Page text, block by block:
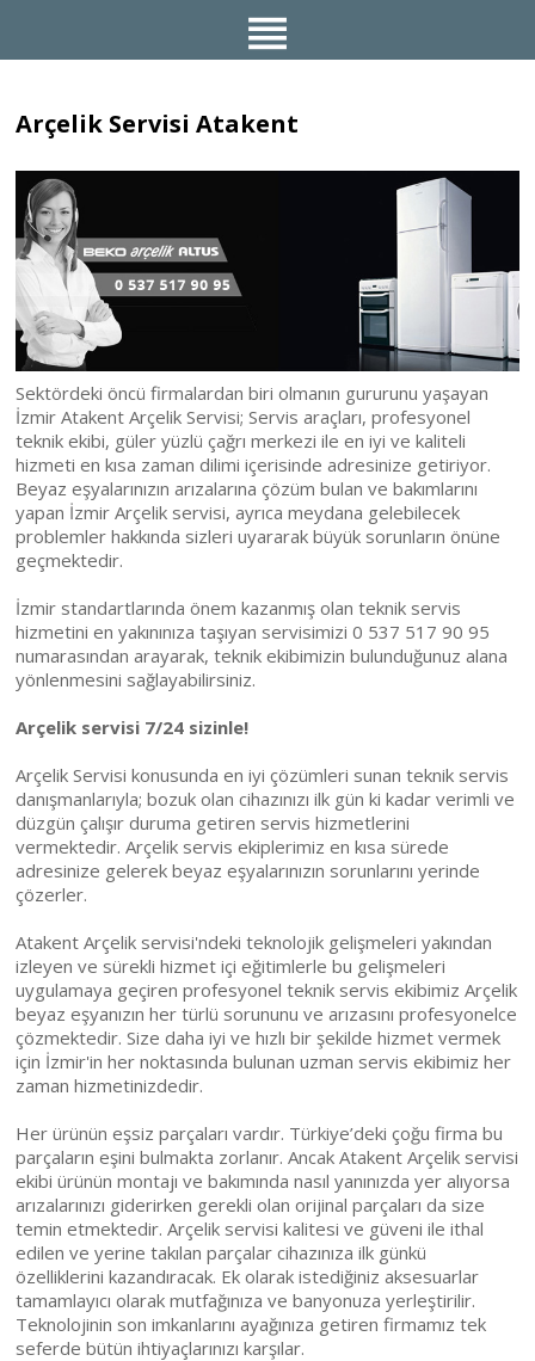
Arçelik Servisi Atakent
Sektördeki öncü firmalardan biri olmanın gururunu yaşayan
İzmir Atakent Arçelik Servisi; Servis araçları, profesyonel
teknik ekibi, güler yüzlü çağrı merkezi ile en iyi ve kaliteli
hizmeti en kısa zaman dilimi içerisinde adresinize getiriyor.
Beyaz eşyalarınızın arızalarına çözüm bulan ve bakımlarını
yapan İzmir Arçelik servisi, ayrıca meydana gelebilecek
problemler hakkında sizleri uyararak büyük sorunların önüne
geçmektedir.
İzmir standartlarında önem kazanmış olan teknik servis
hizmetini en yakınınıza taşıyan servisimizi 0 537 517 90 95
numarasından arayarak, teknik ekibimizin bulunduğunuz alana
yönlenmesini sağlayabilirsiniz.
Arçelik servisi 7/24 sizinle!
Arçelik Servisi konusunda en iyi çözümleri sunan teknik servis
danışmanlarıyla; bozuk olan cihazınızı ilk gün ki kadar verimli ve
düzgün çalışır duruma getiren servis hizmetlerini
vermektedir. Arçelik servis ekiplerimiz en kısa sürede
adresinize gelerek beyaz eşyalarınızın sorunlarını yerinde
çözerler.
Atakent Arçelik servisi'ndeki teknolojik gelişmeleri yakından
izleyen ve sürekli hizmet içi eğitimlerle bu gelişmeleri
uygulamaya geçiren profesyonel teknik servis ekibimiz Arçelik
beyaz eşyanızın her türlü sorununu ve arızasını profesyonelce
çözmektedir. Size daha iyi ve hızlı bir şekilde hizmet vermek
için İzmir'in her noktasında bulunan uzman servis ekibimiz her
zaman hizmetinizdedir.
Her ürünün eşsiz parçaları vardır. Türkiye’deki çoğu firma bu
parçaların eşini bulmakta zorlanır. Ancak Atakent Arçelik servisi
ekibi ürünün montajı ve bakımında nasıl yanınızda yer alıyorsa
arızalarınızı giderirken gerekli olan orijinal parçaları da size
temin etmektedir. Arçelik servisi kalitesi ve güveni ile ithal
edilen ve yerine takılan parçalar cihazınıza ilk günkü
özelliklerini kazandıracak. Ek olarak istediğiniz aksesuarlar
tamamlayıcı olarak mutfağınıza ve banyonuza yerleştirilir.
Teknolojinin son imkanlarını ayağınıza getiren firmamız tek
seferde bütün ihtiyaçlarınızı karşılar.